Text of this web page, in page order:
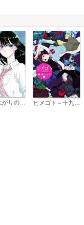
恋は雨上がりのように